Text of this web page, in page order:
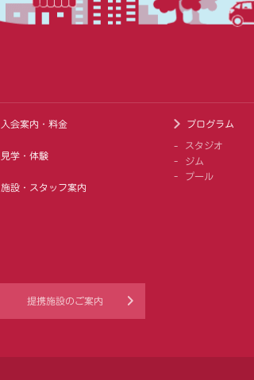
入会案内・料金
見学・体験
施設・スタッフ案内
プログラム
スタジオ
ジム
プール
提携施設のご案内